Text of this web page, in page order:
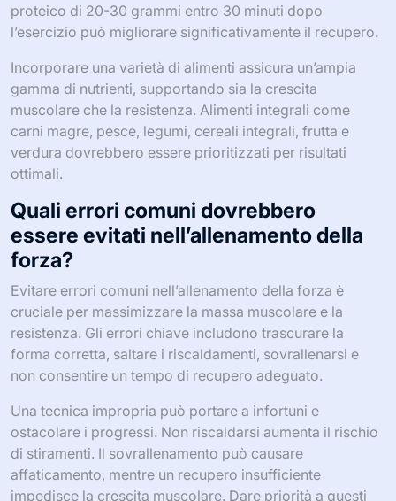
proteico di 20-30 grammi entro 30 minuti dopo
l’esercizio può migliorare significativamente il recupero.
Incorporare una varietà di alimenti assicura un’ampia
gamma di nutrienti, supportando sia la crescita
muscolare che la resistenza. Alimenti integrali come
carni magre, pesce, legumi, cereali integrali, frutta e
verdura dovrebbero essere prioritizzati per risultati
ottimali.
Quali errori comuni dovrebbero
essere evitati nell’allenamento della
forza?
Evitare errori comuni nell’allenamento della forza è
cruciale per massimizzare la massa muscolare e la
resistenza. Gli errori chiave includono trascurare la
forma corretta, saltare i riscaldamenti, sovrallenarsi e
non consentire un tempo di recupero adeguato.
Una tecnica impropria può portare a infortuni e
ostacolare i progressi. Non riscaldarsi aumenta il rischio
di stiramenti. Il sovrallenamento può causare
affaticamento, mentre un recupero insufficiente
impedisce la crescita muscolare. Dare priorità a questi